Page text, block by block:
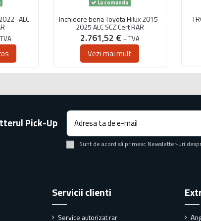
ALC
La comanda
Inchidere bena Toyota Hilux 2015-
2025 ALC SCZ Cert RAR
2.761,52 € + TVA
Vezi mai mult
Pick-Up
Sunt de acord să primesc Newsletter-uri
Servicii clienti
Service autorizat rar